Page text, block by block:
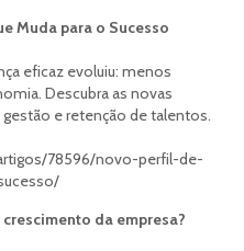
Muda para o Sucesso
eficaz evoluiu: menos
Descubra as novas
e retenção de talentos.
78596/novo-perfil-de-
da empresa?